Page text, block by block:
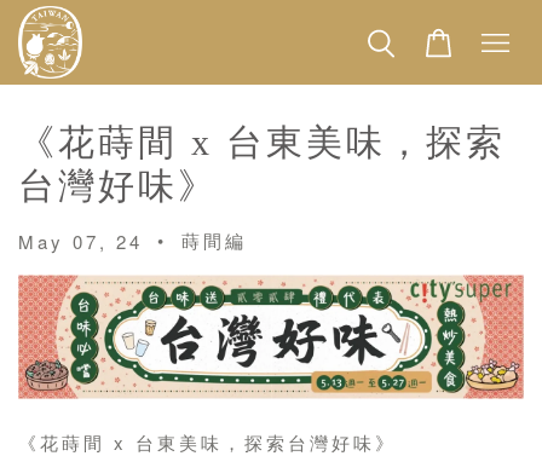
《花蒔間 x 台東美味，探索
台灣好味》
May 07, 24 • 蒔間編
《花蒔間 x 台東美味，探索台灣好味》